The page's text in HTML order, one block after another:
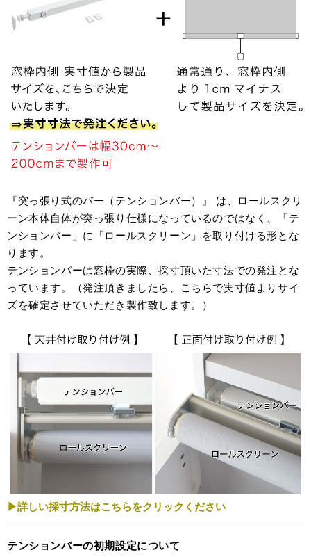
『突っ張り式のバー（テンションバー）』 は、ロールスクリ
ーン本体自体が突っ張り仕様になっているのではなく、「テ
ンションバー」に「ロールスクリーン」を取り付ける形とな
ります。
テンションバーは窓枠の実際、採寸頂いた寸法での発注とな
っています。（発注頂きましたら、こちらで実寸値よりサイ
ズを確定させていただき製作致します。）
▶詳しい採寸方法はこちらをクリックください
テンションバーの初期設定について